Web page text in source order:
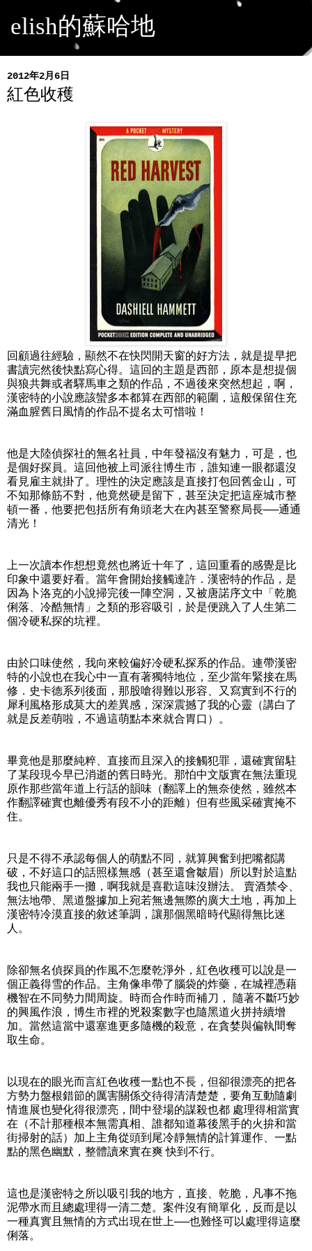
elish的蘇哈地
2012年2月6日
紅色收穫
回顧過往經驗，顯然不在快閃開天窗的好方法，就是提早把
書讀完然後快點寫心得。這回的主題是西部，原本是想提個
與狼共舞或者驛馬車之類的作品，不過後來突然想起，啊，
漢密特的小說應該蠻多本都算在西部的範圍，這般保留住充
滿血腥舊日風情的作品不提名太可惜啦！
他是大陸偵探社的無名社員，中年發福沒有魅力，可是，也
是個好探員。這回他被上司派往博生市，誰知連一眼都還沒
看見雇主就掛了。理性的決定應該是直接打包回舊金山，可
不知那條筋不對，他竟然硬是留下，甚至決定把這座城市整
頓一番，他要把包括所有角頭老大在內甚至警察局長──通通
清光！
上一次讀本作想想竟然也將近十年了，這回重看的感覺是比
印象中還要好看。當年會開始接觸達許．漢密特的作品，是
因為卜洛克的小說掃完後一陣空洞，又被唐諾序文中「乾脆
俐落、冷酷無情」之類的形容吸引，於是便跳入了人生第二
個冷硬私探的坑裡。
由於口味使然，我向來較偏好冷硬私探系的作品。連帶漢密
特的小說也在我心中一直有著獨特地位，至少當年緊接在馬
修．史卡德系列後面，那股嗆得難以形容、又寫實到不行的
犀利風格形成莫大的差異感，深深震撼了我的心靈（講白了
就是反差萌啦，不過這萌點本來就合胃口）。
畢竟他是那麼純粹、直接而且深入的接觸犯罪，還確實留駐
了某段現今早已消逝的舊日時光。那怕中文版實在無法重現
原作那些當年道上行話的韻味（翻譯上的無奈使然，雖然本
作翻譯確實也離優秀有段不小的距離）但有些風采確實掩不
住。
只是不得不承認每個人的萌點不同，就算興奮到把嘴都講
破，不好這口的話照樣無感（甚至還會皺眉）所以對於這點
我也只能兩手一攤，啊我就是喜歡這味沒辦法。 賣酒禁令、
無法地帶、黑道盤據加上宛若無邊無際的廣大土地，再加上
漢密特冷漠直接的敘述筆調，讓那個黑暗時代顯得無比迷
人。
除卻無名偵探員的作風不怎麼乾淨外，紅色收穫可以說是一
個正義得雪的作品。主角像串帶了腦袋的炸藥，在城裡憑藉
機智在不同勢力間周旋。時而合作時而補刀， 隨著不斷巧妙
的興風作浪，博生市裡的兇殺案數字也隨黑道火拼持續增
加。當然這當中還塞進更多隨機的殺意，在貪婪與偏執間奪
取生命。
以現在的眼光而言紅色收穫一點也不長，但卻很漂亮的把各
方勢力盤根錯節的厲害關係交待得清清楚楚，要角互動隨劇
情進展也變化得很漂亮，間中登場的謀殺也都 處理得相當實
在（不計那種根本無需真相、誰都知道幕後黑手的火拚和當
街掃射的話）加上主角從頭到尾冷靜無情的計算運作、一點
點的黑色幽默，整體讀來實在爽 快到不行。
這也是漢密特之所以吸引我的地方，直接、乾脆，凡事不拖
泥帶水而且總處理得一清二楚。案件沒有簡單化，反而是以
一種真實且無情的方式出現在世上──也難怪可以處理得這麼
俐落。